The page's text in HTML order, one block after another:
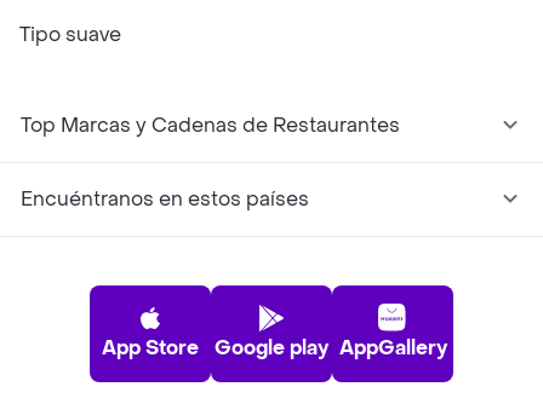
Tipo suave
Top Marcas y Cadenas de Restaurantes
Encuéntranos en estos países
App Store Google play AppGallery